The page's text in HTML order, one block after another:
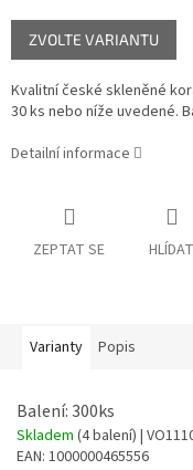
Měrná
cena:
ZVOLTE VARIANTU
Kvalitní české skleněné
30 ks nebo níže uvedené.
Detailní informace
ZEPTAT SE HLÍDAT
Varianty Popis
Balení: 300ks
Skladem (4 balení) |
EAN: 1000000465556